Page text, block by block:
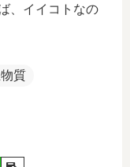
、イイコトなの
質